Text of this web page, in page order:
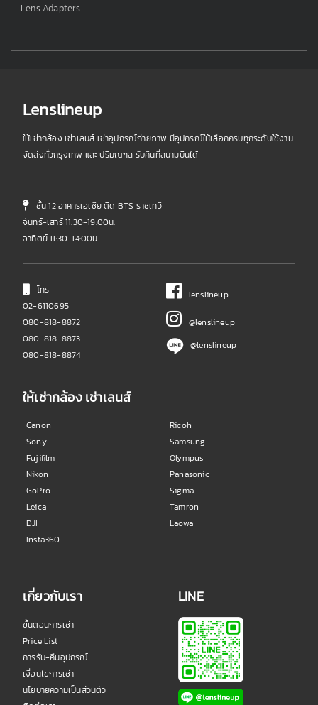
Lens Adapters
Lenslineup
ให้เช่ากล้อง เช่าเลนส์ เช่าอุปกรณ์ถ่ายภาพ มีอุปกรณ์ให้เลือกครบทุกระดับใช้งาน
จัดส่งทั่วกรุงเทพ และ ปริมณฑล รับคืนที่สนามบินได้
ชั้น 12 อาคารเอเชีย ติด BTS ราชเทวี
จันทร์-เสาร์ 11.30-19.00น.
อาทิตย์ 11:30-14:00น.
โทร
02-6110695
080-818-8872
080-818-8873
080-818-8874
lenslineup
@lenslineup
@lenslineup
ให้เช่ากล้อง เช่าเลนส์
Canon
Sony
Fujifilm
Nikon
GoPro
Leica
DJI
Insta360
Ricoh
Samsung
Olympus
Panasonic
Sigma
Tamron
Laowa
เกี่ยวกับเรา
ขั้นตอนการเช่า
Price List
การรับ-คืนอุปกรณ์
เงื่อนไขการเช่า
นโยบายความเป็นส่วนตัว
LINE